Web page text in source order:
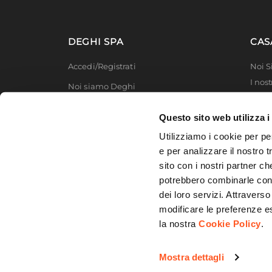
Questo sito web utilizza i
Utilizziamo i cookie per
e per analizzare il nostro
sito con i nostri partner
potrebbero combinarle
dei loro servizi.
modificare le preferenze
la nostraCookie Policy.
Mostra dettagli
DEGHI SPA
Accedi/Registrati
Noi siamo Deghi
Modello organizzativo e codice etico
Noi
I
MFT